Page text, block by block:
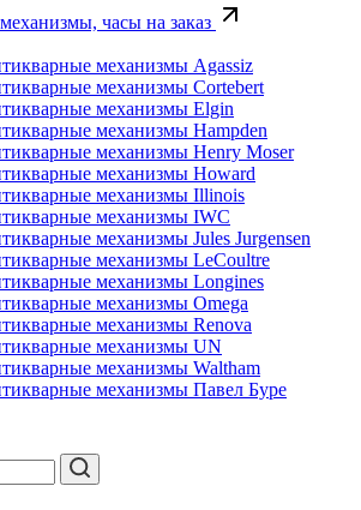
часы на заказ
механизмы Agassiz
механизмы Cortebert
механизмы Elgin
механизмы Hampden
механизмы Henry Moser
механизмы Howard
механизмы Illinois
механизмы IWC
механизмы Jules Jurgensen
механизмы LeCoultre
механизмы Longines
механизмы Omega
механизмы Renova
механизмы UN
механизмы Waltham
механизмы Павел Буре